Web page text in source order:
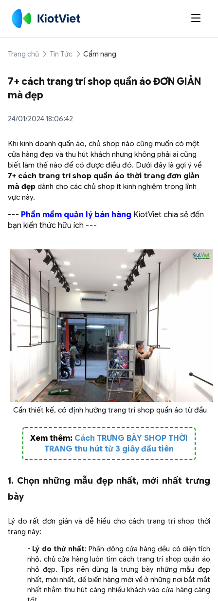

Trang chủ Tin Tức Cẩm nang
7+ cách trang trí shop quần áo ĐƠN GIẢN
mà đẹp
24/01/2024 18:06:42
Khi kinh doanh quần áo, chủ shop nào cũng muốn có một
cửa hàng đẹp và thu hút khách nhưng không phải ai cũng
biết làm thế nào để có được điều đó. Dưới đây là gợi ý về
7+ cách trang trí shop quần áo thời trang đơn giản
mà đẹp dành cho các chủ shop ít kinh nghiệm trong lĩnh
vực này.
--- Phần mềm quản lý bán hàng KiotViet chia sẻ đến
bạn kiến thức hữu ích ---
Cần thiết kế, có định hướng trang trí shop quần áo từ đầu
Xem thêm: Cách TRƯNG BÀY SHOP THỜI
TRANG thu hút từ 3 giây đầu tiên
1. Chọn những mẫu đẹp nhất, mới nhất trưng
bày
Lý do rất đơn giản và dễ hiểu cho cách trang trí shop thời
trang này:
- Lý do thứ nhất: Phần đông cửa hàng đều có diện tích
nhỏ, chủ cửa hàng luôn tìm cách trang trí shop quần áo
nhỏ đẹp. Tips nên dùng là trưng bày những mẫu đẹp
nhất, mới nhất, đề biển hàng mới về ở những nơi bắt mắt
nhất nhằm thu hút càng nhiều khách vào cửa hàng càng